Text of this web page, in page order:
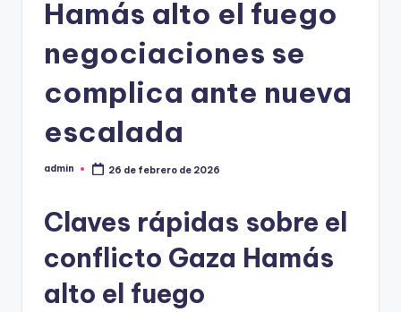
Hamás alto el fuego
negociaciones se
complica ante nueva
escalada
Publicado
admin 26 de febrero de 2026
Claves rápidas sobre el
conflicto Gaza Hamás
alto el fuego